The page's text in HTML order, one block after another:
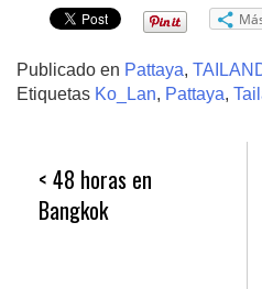
Publicado en Pattaya,
Etiquetas Ko_Lan, Pattaya,
Navegación
de
48 horas en
Bangkok